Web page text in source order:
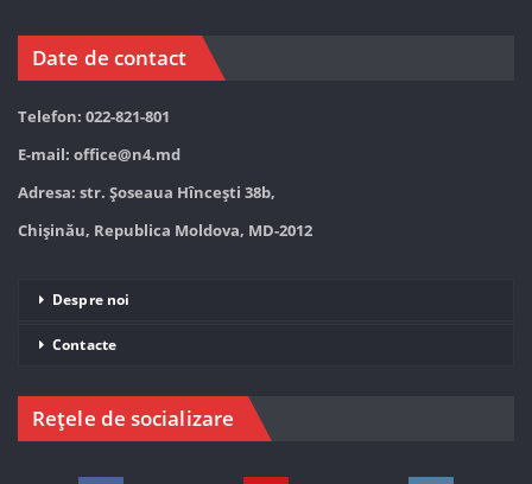
Date de contact
Telefon: 022-821-801
E-mail: office@n4.md
Adresa: str. Șoseaua Hînceşti 38b,
Chișinău, Republica Moldova, MD-2012
Despre noi
Contacte
Rețele de socializare